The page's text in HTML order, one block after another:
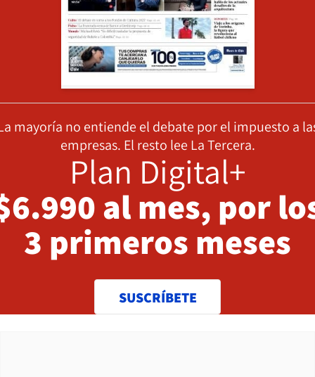
mayoría no entiende el debate por el impuesto a
empresas. El resto lee La Tercera.
Plan Digital+
al mes, por
3 primeros meses
SUSCRÍBETE